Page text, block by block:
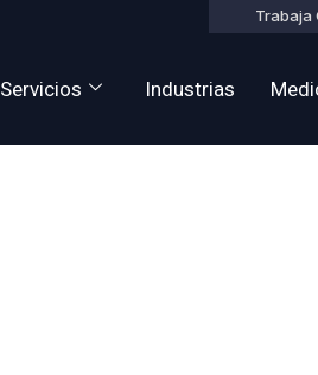
Trabaja
Servicios Industrias